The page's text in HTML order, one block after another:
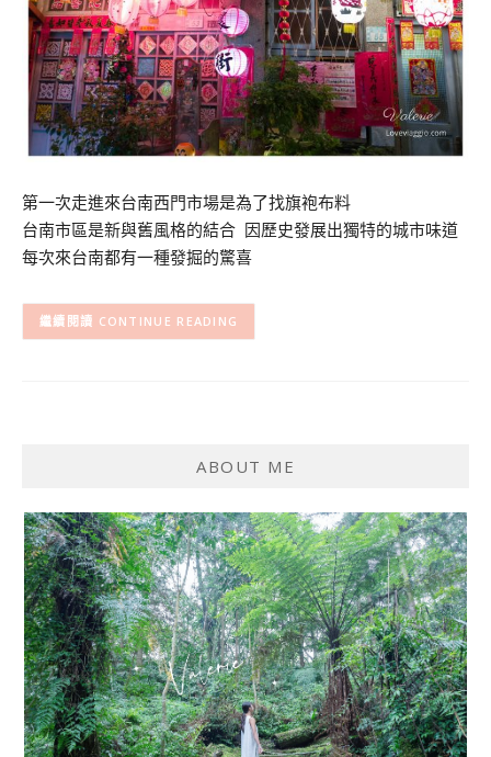
第一次走進來台南西門市場是為了找旗袍布料
台南市區是新與舊風格的結合 因歷史發展出獨特的城市味道
每次來台南都有一種發掘的驚喜
CONTINUE READING
ABOUT ME